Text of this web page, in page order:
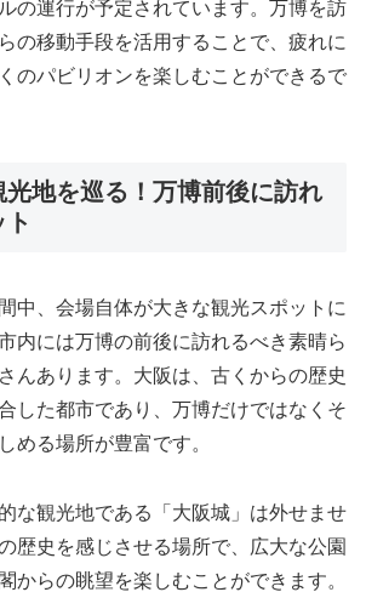
の運行が予定されています。万博を訪
の移動手段を活用することで、疲れに
のパビリオンを楽しむことができるで
光地を巡る！万博前後に訪れ
中、会場自体が大きな観光スポットに
内には万博の前後に訪れるべき素晴ら
んあります。大阪は、古くからの歴史
した都市であり、万博だけではなくそ
める場所が豊富です。
な観光地である「大阪城」は外せませ
歴史を感じさせる場所で、広大な公園
からの眺望を楽しむことができます。